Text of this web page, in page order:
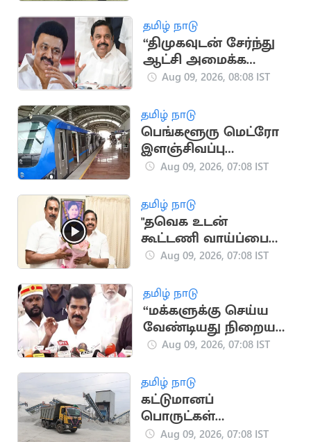
தமிழ் நாடு
“திமுகவுடன் சேர்ந்து
ஆட்சி அமைக்க
இபிஎஸ் எடுத்த முடிவு
எஸ்.பி.வேலுமணி
Aug 09, 2026, 08:08 IST
தமிழ் நாடு
பெங்களூரு மெட்ரோ
இளஞ்சிவப்பு
வழித்தடத்தில் ஆக.12-
தொடக்கம்
Aug 09, 2026, 07:08 IST
தமிழ் நாடு
"தவெக உடன்
கூட்டணி வாய்ப்பை
இபிஎஸ்
எஸ்.பி.வேலுமணி
Aug 09, 2026, 07:08 IST
தமிழ் நாடு
“மக்களுக்கு செய்ய
வேண்டியது நிறைய
இருக்கு” - அமைச்சர்
Aug 09, 2026, 07:08 IST
தமிழ் நாடு
கட்டுமானப்
பொருட்கள்
விலைப்பட்டியல்
Aug 09, 2026, 07:08 IST